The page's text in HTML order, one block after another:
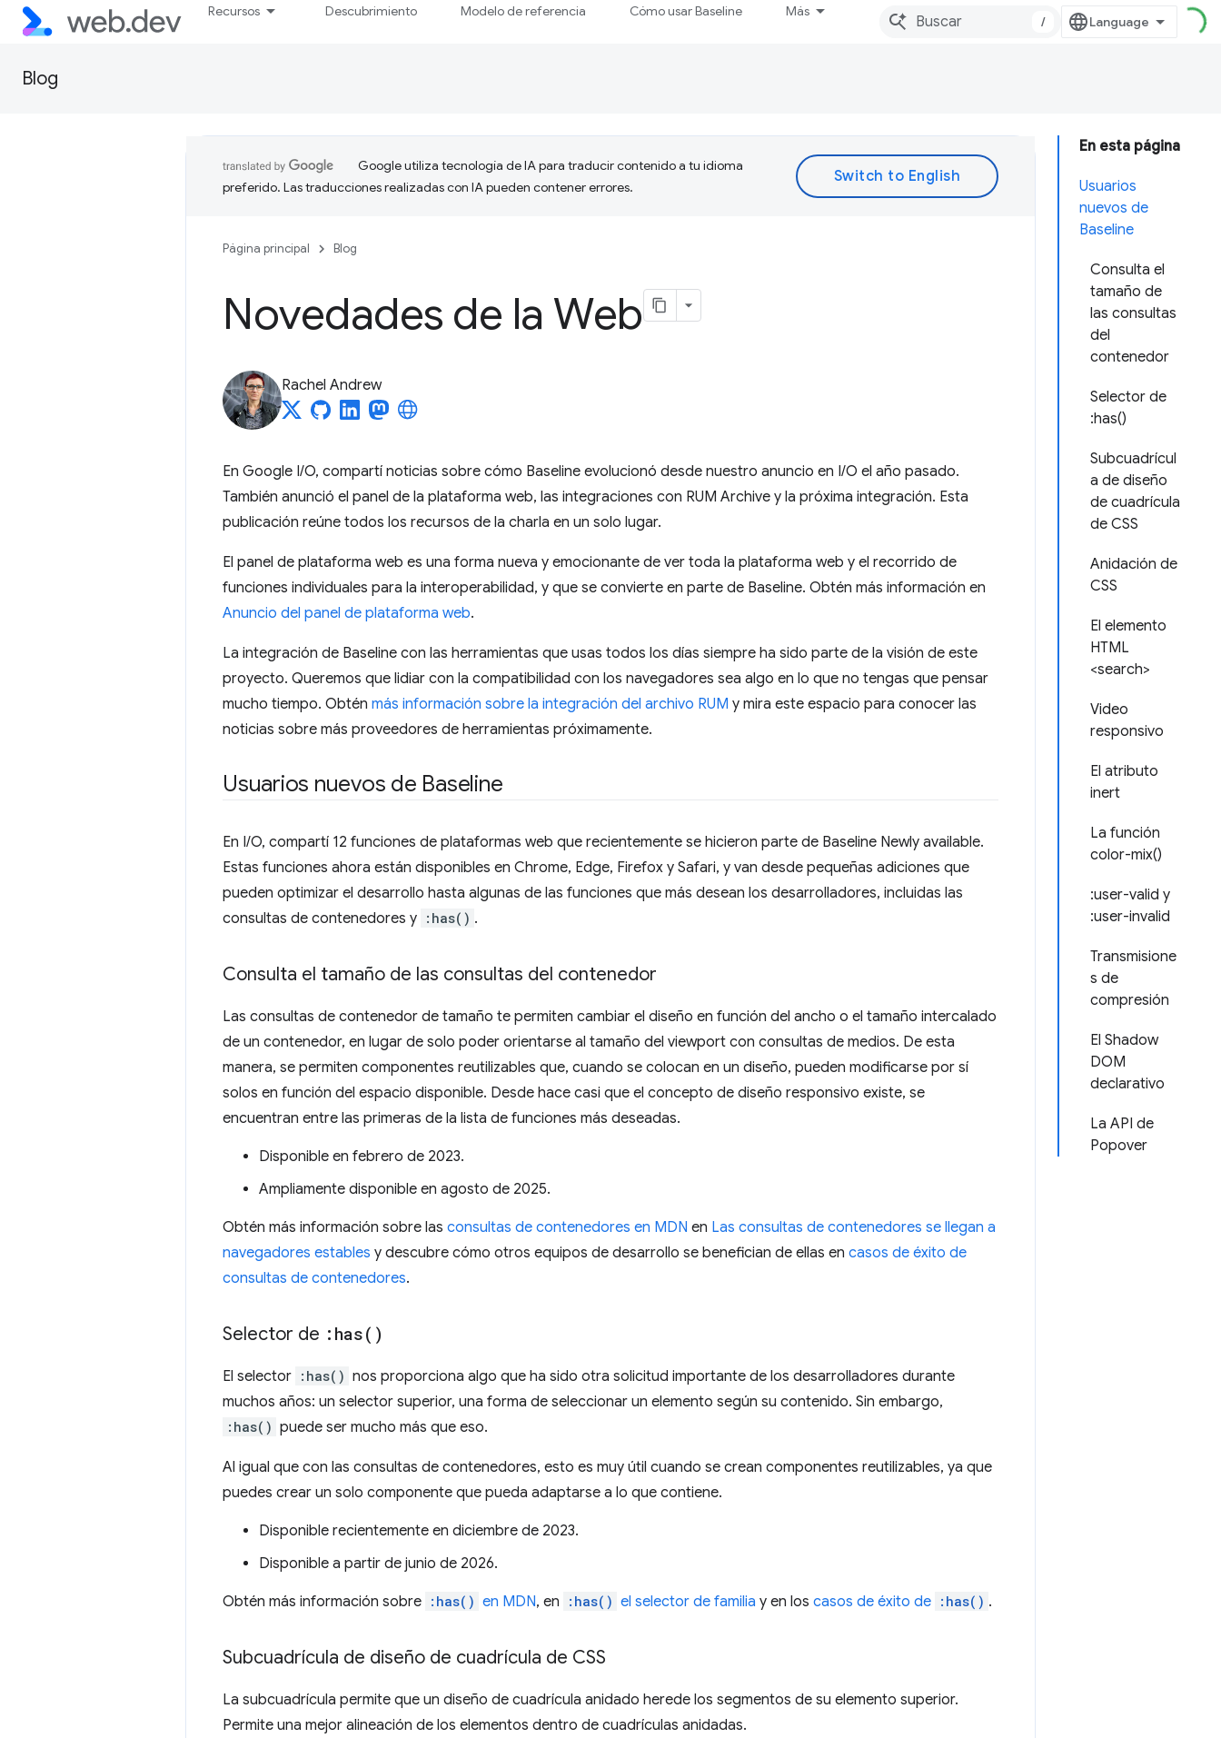
Recursos Descubrimiento Modelo de referencia Cómo usar Baseline Más
/
Blog
En esta página
Usuarios
nuevos de
Baseline
Consulta el
tamaño de
las consultas
del
contenedor
Selector de
:has()
Subcuadrícul
a de diseño
de cuadrícula
de CSS
Anidación de
CSS
El elemento
HTML
<search>
Video
responsivo
El atributo
inert
La función
color-mix()
:user-valid y
:user-invalid
Transmisione
s de
compresión
El Shadow
DOM
declarativo
La API de
Popover
Google utiliza tecnología de IA para traducir contenido a tu idioma
preferido. Las traducciones realizadas con IA pueden contener errores.
Página principal Blog
Novedades de la Web
Rachel Andrew
En Google I/O, compartí noticias sobre cómo Baseline evolucionó desde nuestro anuncio en I/O el año pasado.
También anunció el panel de la plataforma web, las integraciones con RUM Archive y la próxima integración. Esta
publicación reúne todos los recursos de la charla en un solo lugar.
El panel de plataforma web es una forma nueva y emocionante de ver toda la plataforma web y el recorrido de
funciones individuales para la interoperabilidad, y que se convierte en parte de Baseline. Obtén más información en
Anuncio del panel de plataforma web.
La integración de Baseline con las herramientas que usas todos los días siempre ha sido parte de la visión de este
proyecto. Queremos que lidiar con la compatibilidad con los navegadores sea algo en lo que no tengas que pensar
mucho tiempo. Obtén más información sobre la integración del archivo RUM y mira este espacio para conocer las
noticias sobre más proveedores de herramientas próximamente.
Usuarios nuevos de Baseline
En I/O, compartí 12 funciones de plataformas web que recientemente se hicieron parte de Baseline Newly available.
Estas funciones ahora están disponibles en Chrome, Edge, Firefox y Safari, y van desde pequeñas adiciones que
pueden optimizar el desarrollo hasta algunas de las funciones que más desean los desarrolladores, incluidas las
consultas de contenedores y :has() .
Consulta el tamaño de las consultas del contenedor
Las consultas de contenedor de tamaño te permiten cambiar el diseño en función del ancho o el tamaño intercalado
de un contenedor, en lugar de solo poder orientarse al tamaño del viewport con consultas de medios. De esta
manera, se permiten componentes reutilizables que, cuando se colocan en un diseño, pueden modificarse por sí
solos en función del espacio disponible. Desde hace casi que el concepto de diseño responsivo existe, se
encuentran entre las primeras de la lista de funciones más deseadas.
Disponible en febrero de 2023.
Ampliamente disponible en agosto de 2025.
Obtén más información sobre las consultas de contenedores en MDN en Las consultas de contenedores se llegan a
navegadores estables y descubre cómo otros equipos de desarrollo se benefician de ellas en casos de éxito de
consultas de contenedores.
Selector de : has( )
El selector :has() nos proporciona algo que ha sido otra solicitud importante de los desarrolladores durante
muchos años: un selector superior, una forma de seleccionar un elemento según su contenido. Sin embargo,
:has() puede ser mucho más que eso.
Al igual que con las consultas de contenedores, esto es muy útil cuando se crean componentes reutilizables, ya que
puedes crear un solo componente que pueda adaptarse a lo que contiene.
Disponible recientemente en diciembre de 2023.
Disponible a partir de junio de 2026.
Obtén más información sobre :has() en MDN, en :has() el selector de familia y en los casos de éxito de :has() .
Subcuadrícula de diseño de cuadrícula de CSS
La subcuadrícula permite que un diseño de cuadrícula anidado herede los segmentos de su elemento superior.
Permite una mejor alineación de los elementos dentro de cuadrículas anidadas.